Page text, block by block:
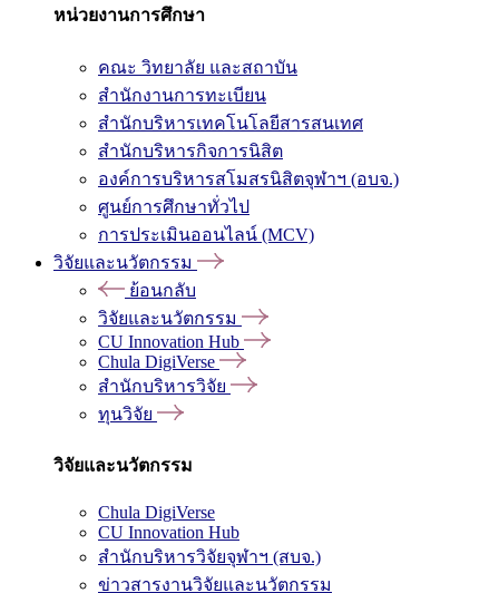
หน่วยงานการศึกษา
คณะ วิทยาลัย และสถาบัน
สำนักงานการทะเบียน
สำนักบริหารเทคโนโลยีสารสนเทศ
สำนักบริหารกิจการนิสิต
องค์การบริหารสโมสรนิสิตจุฬาฯ (อบจ.)
ศูนย์การศึกษาทั่วไป
การประเมินออนไลน์ (MCV)
วิจัยและนวัตกรรม
ย้อนกลับ
วิจัยและนวัตกรรม
CU Innovation Hub
Chula DigiVerse
สำนักบริหารวิจัย
ทุนวิจัย
วิจัยและนวัตกรรม
Chula DigiVerse
CU Innovation Hub
สำนักบริหารวิจัยจุฬาฯ (สบจ.)
ข่าวสารงานวิจัยและนวัตกรรม